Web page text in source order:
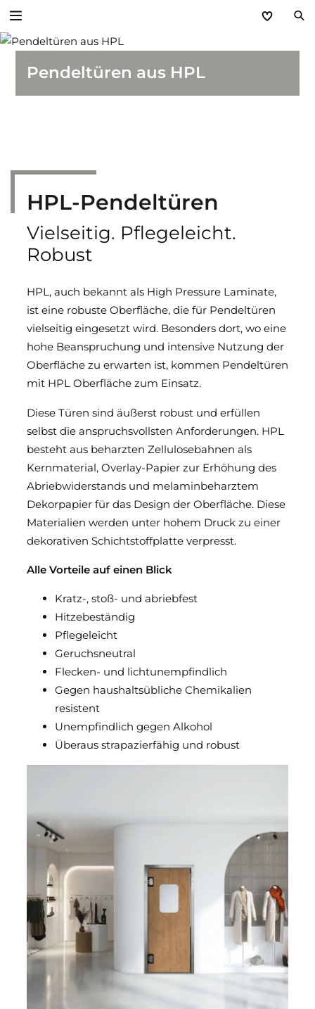
Spezialtüren
Rohrrahmenelemente
Stahl- und Edelstahltüren STS / STU
Funktionstüren für den Objektbau
Pendeltüren und Pendeltore
Isoliertüren
Pendeltüren aus HPL
HPL-Pendeltüren
Vielseitig. Pflegeleicht.
Robust
HPL, auch bekannt als High Pressure Laminate,
ist eine robuste Oberfläche, die für Pendeltüren
vielseitig eingesetzt wird. Besonders dort, wo eine
hohe Beanspruchung und intensive Nutzung der
Oberfläche zu erwarten ist, kommen Pendeltüren
mit HPL Oberfläche zum Einsatz.
Diese Türen sind äußerst robust und erfüllen
selbst die anspruchsvollsten Anforderungen. HPL
besteht aus beharzten Zellulosebahnen als
Kernmaterial, Overlay-Papier zur Erhöhung des
Abriebwiderstands und melaminbeharztem
Dekorpapier für das Design der Oberfläche. Diese
Materialien werden unter hohem Druck zu einer
dekorativen Schichtstoffplatte verpresst.
Alle Vorteile auf einen Blick
Kratz-, stoß- und abriebfest
Hitzebeständig
Pflegeleicht
Geruchsneutral
Flecken- und lichtunempfindlich
Gegen haushaltsübliche Chemikalien
resistent
Unempfindlich gegen Alkohol
Überaus strapazierfähig und robust